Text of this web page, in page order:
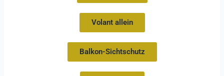
Volant allein
Balkon-Sichtschutz